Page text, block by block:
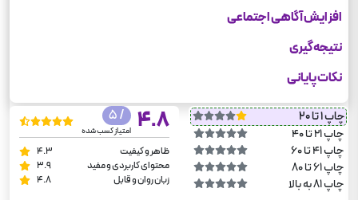
افزایش آگاهی اجتماعی
نتیجه‌گیری
نکات پایانی
چاپ 1 تا 20
چاپ 21 تا 40
چاپ 41 تا 60
چاپ 61 تا 80
چاپ 81 به بالا
4.8
/ 5
امتیاز کسب شده
ظاهر و کیفیت
4.3
محتوای کاربردی و مفید
3.9
زبان روان و قابل
4.8